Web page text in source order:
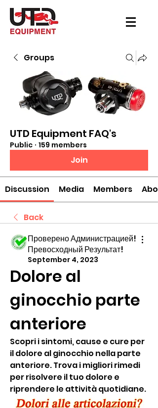
Groups
UTD Equipment FAQ's
Public · 159 members
Join
Discussion Media Members
Back
Проверено Администрацией!
Превосходный Результат!
September 4, 2023
Dolore al
ginocchio parte
anteriore
Scopri i sintomi, cause e cure per
il dolore al ginocchio nella parte
anteriore. Trova i migliori rimedi
per risolvere il tuo dolore e
riprendere le attività quotidiane.